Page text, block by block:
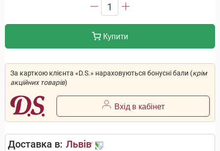
1
Купити
За карткою клієнта «D.S.» нараховуються бонусні бали (крім
акційних товарів)
Вхід в кабінет
Доставка в: Львів